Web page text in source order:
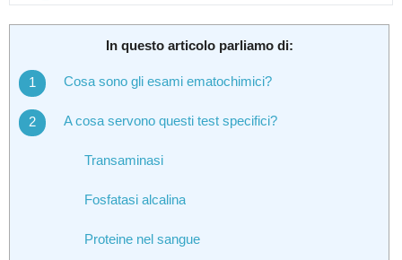
In questo articolo parliamo di:
Cosa sono gli esami ematochimici?
A cosa servono questi test specifici?
Transaminasi
Fosfatasi alcalina
Proteine nel sangue